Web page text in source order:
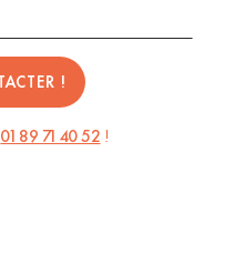
01 89 71 40 52 !